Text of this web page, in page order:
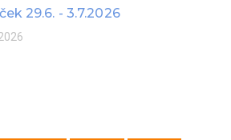
29.6. - 3.7.2026